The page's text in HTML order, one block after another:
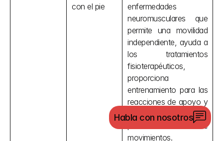
con el pie
enfermedades
neuromusculares que
permite una movilidad
independiente, ayuda a
los tratamientos
fisioterapéuticos,
proporciona
entrenamiento para las
reacciones de apoyo y
equilibrio, así como
para la coordinación de
movimientos.
Habla con nosotros